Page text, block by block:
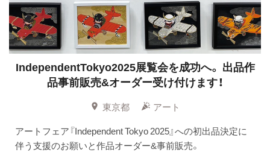
IndependentTokyo2025展覧会を成功へ。 出品作
品事前販売&オーダー受け付けます！
東京都
アート
アートフェア『Independent Tokyo 2025』への初出品決定に
伴う支援のお願いと作品オーダー&事前販売。